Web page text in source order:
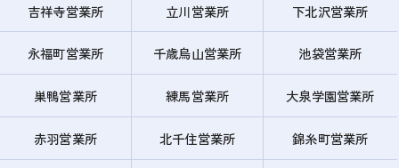
吉祥寺営業所 立川営業所 下北沢営業所
永福町営業所 千歳烏山営業所 池袋営業所
巣鴨営業所 練馬営業所 大泉学園営業所
赤羽営業所 北千住営業所 錦糸町営業所